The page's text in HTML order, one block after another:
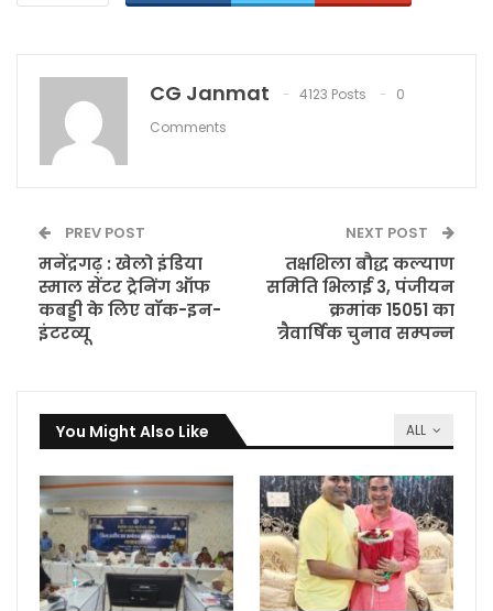
CG Janmat 4123 Posts
0
Comments
PREV POST
मनेंद्रगढ़ : खेलो इंडिया
स्माल सेंटर ट्रेनिंग ऑफ
कबड्डी के लिए वॉक-इन-
इंटरव्यू
NEXT POST
तक्षशिला बौद्ध कल्याण
समिति भिलाई 3, पंजीयन
क्रमांक 15051 का
त्रैवार्षिक चुनाव सम्पन्न
ALL
You Might Also Like